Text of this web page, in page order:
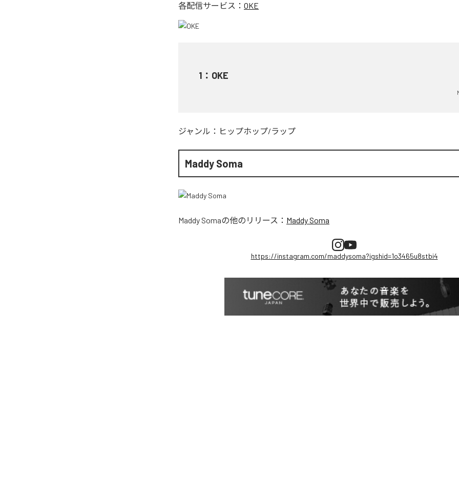
各配信サービス： OKE
1 ： OKE
ジャンル： ヒップホップ/ラップ
Maddy Soma
Maddy Somaの他のリリース： Maddy Soma
https://instagram.com/maddysoma?igshid=1o3465u8stbi4